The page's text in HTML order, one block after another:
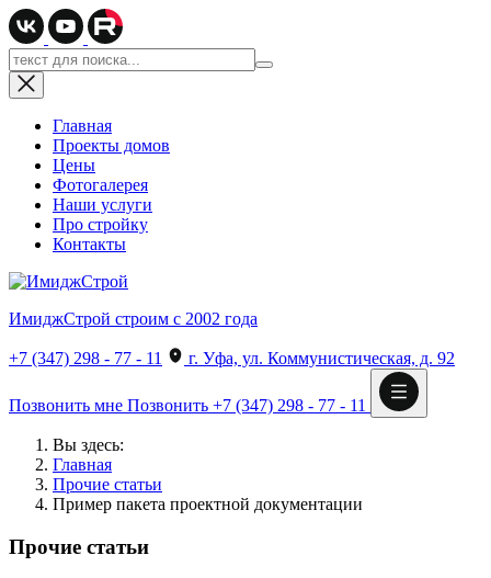
Главная
Проекты домов
Цены
Фотогалерея
Наши услуги
Про стройку
Контакты
ИмиджСтрой строим с 2002 года
+7 (347) 298 - 77 - 11 г. Уфа, ул. Коммунистическая, д. 92
Позвонить мне Позвонить +7 (347) 298 - 77 - 11
Вы здесь:
Главная
Прочие статьи
Пример пакета проектной документации
Прочие статьи